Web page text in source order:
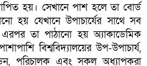
হয়। সেখানে পাশ হলে তা বোর্ড
হয় যেখানে উপাচার্যের সাথে সব
তা পাঠানো হয় অ্যাকাডেমিক
বিশ্ববিদ্যালয়ের উপ-উপাচার্য,
পরিচালক এবং সকল অধ্যাপকরা